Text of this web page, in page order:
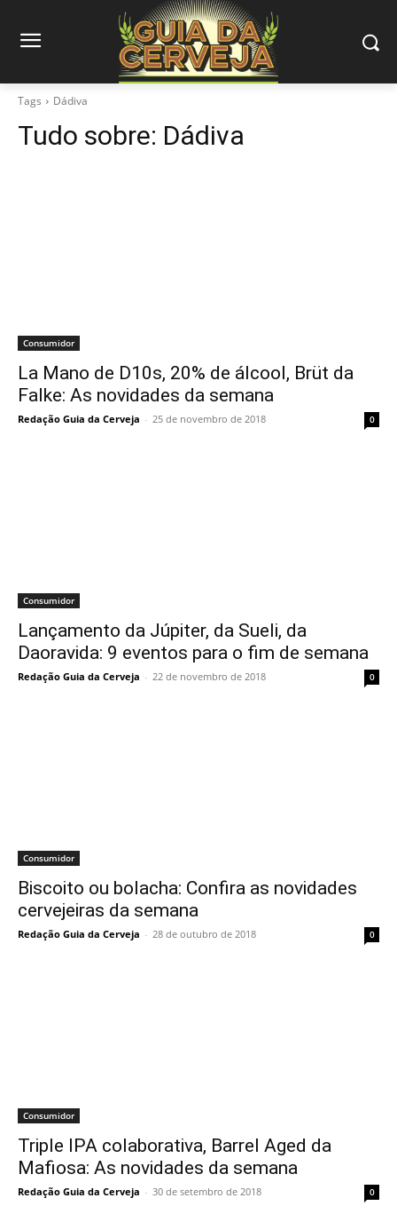
Tags Dádiva
Tudo sobre: Dádiva
Consumidor
La Mano de D10s, 20% de álcool, Brüt da
Falke: As novidades da semana
Redação Guia da Cerveja - 25 de novembro de 2018 0
Consumidor
Lançamento da Júpiter, da Sueli, da
Daoravida: 9 eventos para o fim de semana
Redação Guia da Cerveja - 22 de novembro de 2018 0
Consumidor
Biscoito ou bolacha: Confira as novidades
cervejeiras da semana
Redação Guia da Cerveja - 28 de outubro de 2018 0
Consumidor
Triple IPA colaborativa, Barrel Aged da
Mafiosa: As novidades da semana
Redação Guia da Cerveja - 30 de setembro de 2018 0